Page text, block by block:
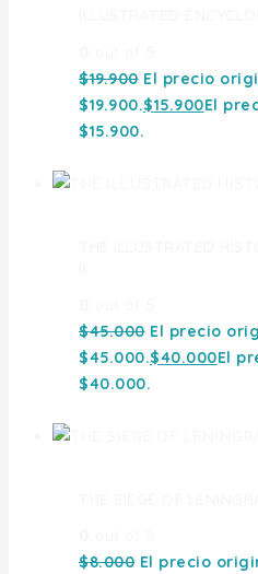
$19.900 El precio
$19.900.$15.900El
$15.900.
$45.000 El precio
$45.000.$40.000El
$40.000.
$8.000 El precio